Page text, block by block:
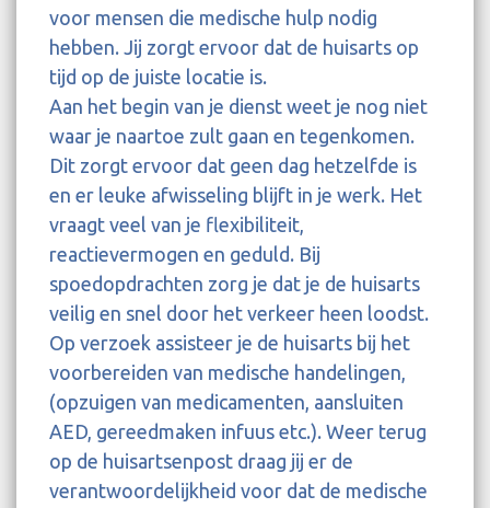
voor mensen die medische hulp nodig
hebben. Jij zorgt ervoor dat de huisarts op
tijd op de juiste locatie is.
Aan het begin van je dienst weet je nog niet
waar je naartoe zult gaan en tegenkomen.
Dit zorgt ervoor dat geen dag hetzelfde is
en er leuke afwisseling blijft in je werk. Het
vraagt veel van je flexibiliteit,
reactievermogen en geduld. Bij
spoedopdrachten zorg je dat je de huisarts
veilig en snel door het verkeer heen loodst.
Op verzoek assisteer je de huisarts bij het
voorbereiden van medische handelingen,
(opzuigen van medicamenten, aansluiten
AED, gereedmaken infuus etc.). Weer terug
op de huisartsenpost draag jij er de
verantwoordelijkheid voor dat de medische